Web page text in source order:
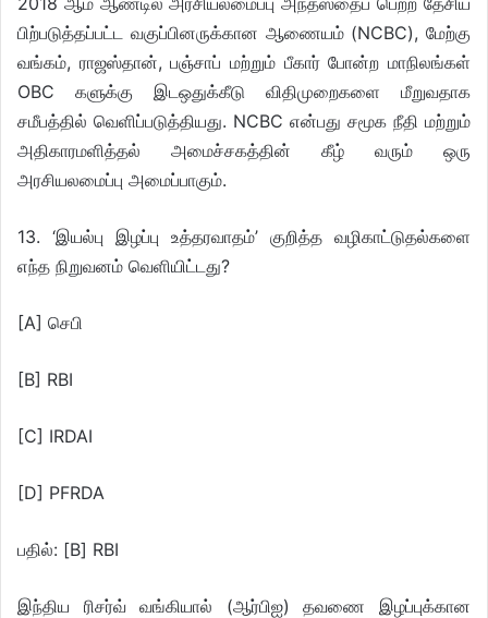
பிற்படுத்தப்பட்ட வகுப்பினருக்கான ஆணையம் (NCBC), மேற்கு
வங்கம், ராஜஸ்தான், பஞ்சாப் மற்றும் பீகார் போன்ற மாநிலங்கள்
OBC களுக்கு இடஒதுக்கீடு விதிமுறைகளை மீறுவதாக
சமீபத்தில் வெளிப்படுத்தியது. NCBC என்பது சமூக நீதி மற்றும்
அதிகாரமளித்தல் அமைச்சகத்தின் கீழ் வரும் ஒரு
அரசியலமைப்பு அமைப்பாகும்.
13. ‘இயல்பு இழப்பு உத்தரவாதம்’ குறித்த வழிகாட்டுதல்களை
எந்த நிறுவனம் வெளியிட்டது?
[A] செபி
[B] RBI
[C] IRDAI
[D] PFRDA
பதில்: [B] RBI
இந்திய ரிசர்வ் வங்கியால் (ஆர்பிஐ) தவணை இழப்புக்கான